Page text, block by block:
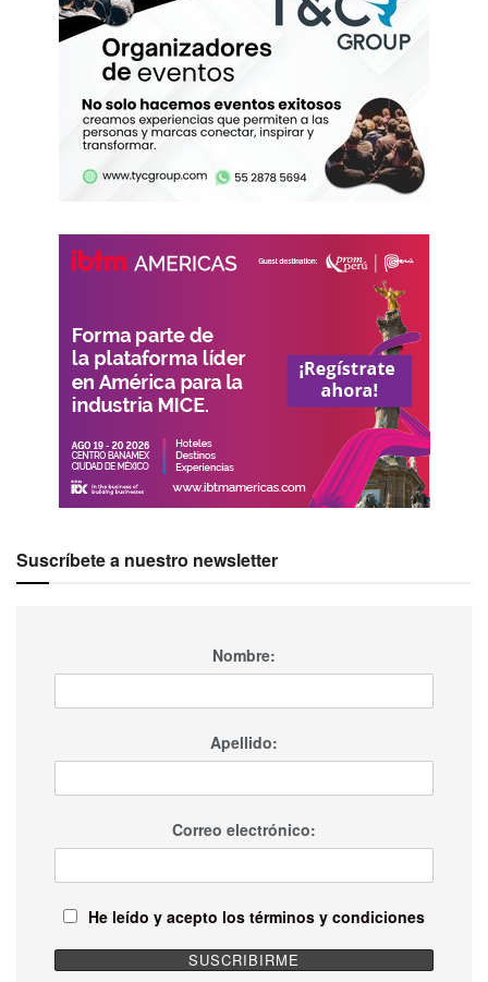
Suscríbete a nuestro newsletter
Nombre:
Apellido:
Correo electrónico:
He leído y acepto los términos y condiciones